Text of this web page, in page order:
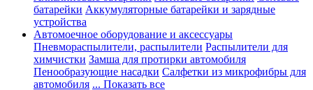
батарейки Аккумуляторные батарейки и зарядные
устройства
Автомоечное оборудование и аксессуары
Пневмораспылители, распылители Распылители для
химчистки Замша для протирки автомобиля
Пенообразующие насадки Салфетки из микрофибры для
автомобиля ... Показать все